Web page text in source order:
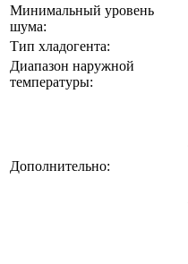
Минимальный уровень
шума:
Тип хладогента:
Диапазон наружной
температуры:
Дополнительно: